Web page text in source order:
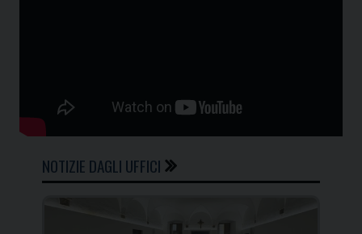
NOTIZIE DAGLI UFFICI